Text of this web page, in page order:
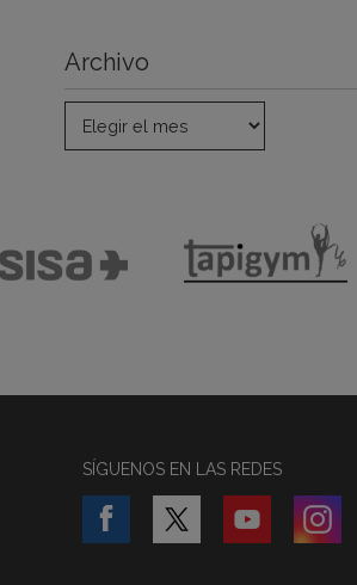
Archivo
SÍGUENOS EN LAS REDES